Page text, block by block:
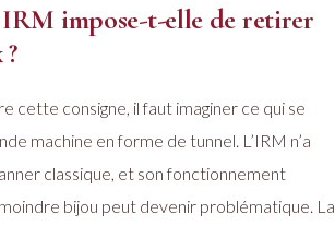
impose-t-elle de retirer
cette consigne, il faut imaginer ce qui se
machine en forme de tunnel. L’IRM n’a
classique, et son fonctionnement
bijou peut devenir problématique. La